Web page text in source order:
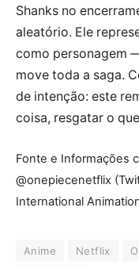
Shanks no
aleatório. Ele
como personagem
move toda a saga.
de intenção: este
coisa, resgatar o
Fonte e Informações
@onepiecenetflix
International
Anime Netflix